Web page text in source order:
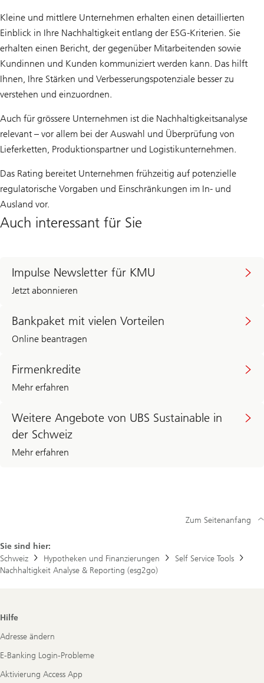
Kleine und mittlere Unternehmen erhalten einen detaillierten
Einblick in Ihre Nachhaltigkeit entlang der ESG-Kriterien. Sie
erhalten einen Bericht, der gegenüber Mitarbeitenden sowie
Kundinnen und Kunden kommuniziert werden kann. Das hilft
Ihnen, Ihre Stärken und Verbesserungspotenziale besser zu
verstehen und einzuordnen.
Auch für grössere Unternehmen ist die Nachhaltigkeitsanalyse
relevant – vor allem bei der Auswahl und Überprüfung von
Lieferketten, Produktionspartner und Logistikunternehmen.
Das Rating bereitet Unternehmen frühzeitig auf potenzielle
regulatorische Vorgaben und Einschränkungen im In- und
Ausland vor.
Auch interessant für Sie
Impulse Newsletter für KMU
Jetzt abonnieren
Bankpaket mit vielen Vorteilen
Online beantragen
Firmenkredite
Mehr erfahren
Weitere Angebote von UBS Sustainable in
der Schweiz
Mehr erfahren
Sie
hier
Angebote
Sie sind hier:
Schweiz
Hypotheken und Finanzierungen
Self Service Tools
Nachhaltigkeit Analyse & Reporting (esg2go)
Zum Seitenanfang
Footer
Hilfe
Adresse ändern
E-Banking Login-Probleme
Aktivierung Access App